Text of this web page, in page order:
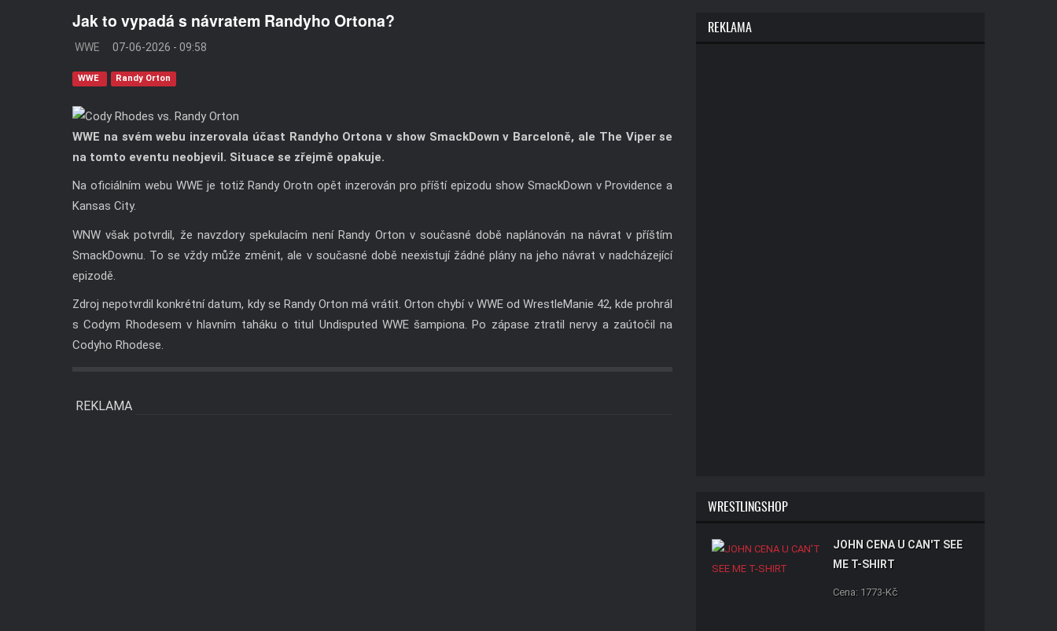
Jak to vypadá s návratem Randyho Ortona?
WWE 07-06-2026 - 09:58
WWE Randy Orton
WWE na svém webu inzerovala účast Randyho Ortona v show SmackDown v Barceloně, ale The Viper se
na tomto eventu neobjevil. Situace se zřejmě opakuje.
Na oficiálním webu WWE je totiž Randy Orotn opět inzerován pro příští epizodu show SmackDown v Providence a
Kansas City.
WNW však potvrdil, že navzdory spekulacím není Randy Orton v současné době naplánován na návrat v příštím
SmackDownu. To se vždy může změnit, ale v současné době neexistují žádné plány na jeho návrat v nadcházející
epizodě.
Zdroj nepotvrdil konkrétní datum, kdy se Randy Orton má vrátit. Orton chybí v WWE od WrestleManie 42, kde prohrál
s Codym Rhodesem v hlavním taháku o titul Undisputed WWE šampiona. Po zápase ztratil nervy a zaútočil na
Codyho Rhodese.
REKLAMA
REKLAMA
WRESTLINGSHOP
JOHN CENA U CAN'T SEE
ME T-SHIRT
Cena: 1773-Kč